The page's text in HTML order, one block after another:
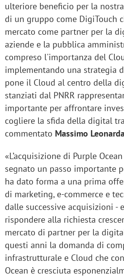
ulteriore beneficio per la
di un gruppo come DigiTouch
mercato come partner per la
aziende e la pubblica
compreso l'importanza del
implementando una strategia
pone il Cloud al centro della
stanziati dal PNRR
importante per affrontare
cogliere la sfida della digital
commentato Massimo Leonarda
«L’acquisizione di Purple
segnato un passo importante
ha dato forma a una prima
di marketing, e-commerce e
dalle successive acquisizioni -
rispondere alla richiesta
mercato di partner per la
questi anni la domanda di
infrastrutturale e Cloud che
Ocean è cresciuta